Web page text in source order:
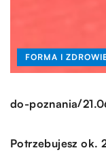
FORMA I
do-poznania/
Potrzebujesz ok.